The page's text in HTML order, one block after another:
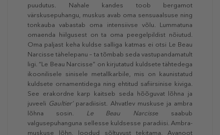
puudutus. Nahale kandes toob bergamot
värskusepuhangu, muskus avab oma sensuaalsuse ning
tonkauba vabastab oma intensiivse võlu. Lummatuna
omaenda hiilgusest on ta oma peegelpildist nõiutud.
Oma paljast keha kuldse salliga katmas ei otsi Le Beau
Narcisse tähelepanu – ta tõmbab seda vastupandamatult
ligi. “Le Beau Narcisse” on kirjutatud kuldsete tähtedega
ikoonilisele sinisele metallkarbile, mis on kaunistatud
kuldsete ornamentidega ning ehtitud safiirsinise kiviga.
See erakordne karp kaitseb seda hõõguvat lõhna ja
juveeli Gaultier’paradiisist. Ahvatlev muskuse ja ambra
lõhna sosin. Le Beau Narcisse saabub
valgusepuhanguna sellesse kuldsesse paradiisi. Ambra-
muskuse lõhn, loodud sõltuvust tekitama. Avanoot